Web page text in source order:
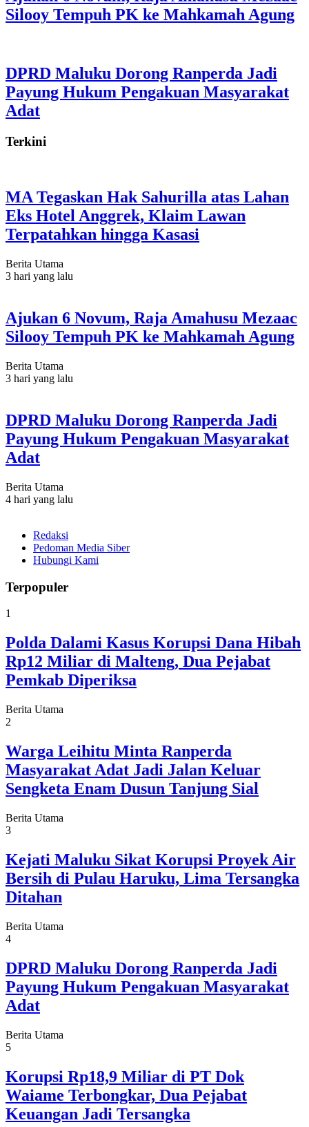
Silooy Tempuh PK ke Mahkamah Agung
DPRD Maluku Dorong Ranperda Jadi
Payung Hukum Pengakuan Masyarakat
Adat
Terkini
MA Tegaskan Hak Sahurilla atas Lahan
Eks Hotel Anggrek, Klaim Lawan
Terpatahkan hingga Kasasi
Berita Utama
3 hari yang lalu
Ajukan 6 Novum, Raja Amahusu Mezaac
Silooy Tempuh PK ke Mahkamah Agung
Berita Utama
3 hari yang lalu
DPRD Maluku Dorong Ranperda Jadi
Payung Hukum Pengakuan Masyarakat
Adat
Berita Utama
4 hari yang lalu
Redaksi
Pedoman Media Siber
Hubungi Kami
Terpopuler
1
Polda Dalami Kasus Korupsi Dana Hibah
Rp12 Miliar di Malteng, Dua Pejabat
Pemkab Diperiksa
Berita Utama
2
Warga Leihitu Minta Ranperda
Masyarakat Adat Jadi Jalan Keluar
Sengketa Enam Dusun Tanjung Sial
Berita Utama
3
Kejati Maluku Sikat Korupsi Proyek Air
Bersih di Pulau Haruku, Lima Tersangka
Ditahan
Berita Utama
4
DPRD Maluku Dorong Ranperda Jadi
Payung Hukum Pengakuan Masyarakat
Adat
Berita Utama
5
Korupsi Rp18,9 Miliar di PT Dok
Waiame Terbongkar, Dua Pejabat
Keuangan Jadi Tersangka